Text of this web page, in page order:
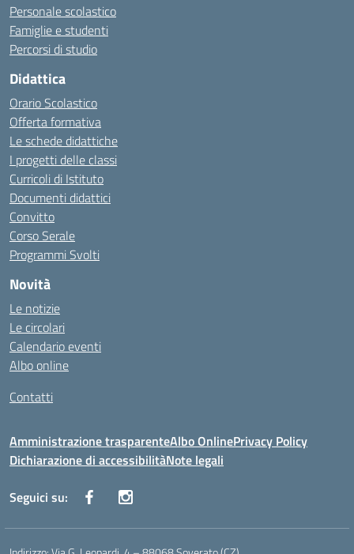
Personale scolastico
Famiglie e studenti
Percorsi di studio
Didattica
Orario Scolastico
Offerta formativa
Le schede didattiche
I progetti delle classi
Curricoli di Istituto
Documenti didattici
Convitto
Corso Serale
Programmi Svolti
Novità
Le notizie
Le circolari
Calendario eventi
Albo online
Contatti
Amministrazione trasparenteAlbo OnlinePrivacy Policy
Dichiarazione di accessibilitàNote legali
Seguici su: